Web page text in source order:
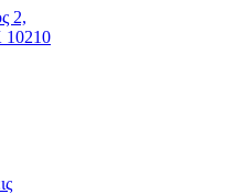
2,
10210